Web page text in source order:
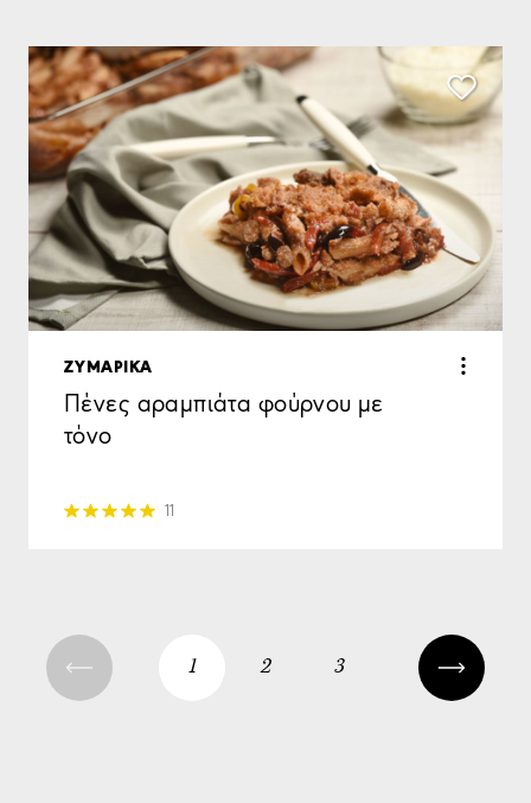
ΖΥΜΑΡΙΚΑ
Πένες αραμπιάτα φούρνου με
τόνο
11
1 2 3